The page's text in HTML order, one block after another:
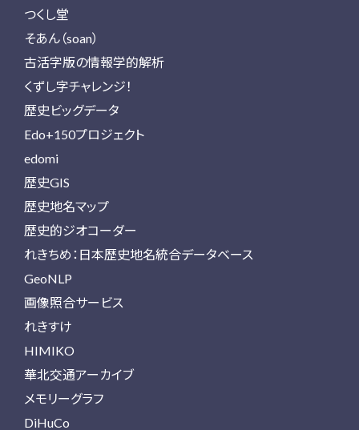
つくし堂
そあん（soan）
古活字版の情報学的解析
くずし字チャレンジ！
歴史ビッグデータ
Edo+150プロジェクト
edomi
歴史GIS
歴史地名マップ
歴史的ジオコーダー
れきちめ：日本歴史地名統合データベース
GeoNLP
画像照合サービス
れきすけ
HIMIKO
華北交通アーカイブ
メモリーグラフ
DiHuCo